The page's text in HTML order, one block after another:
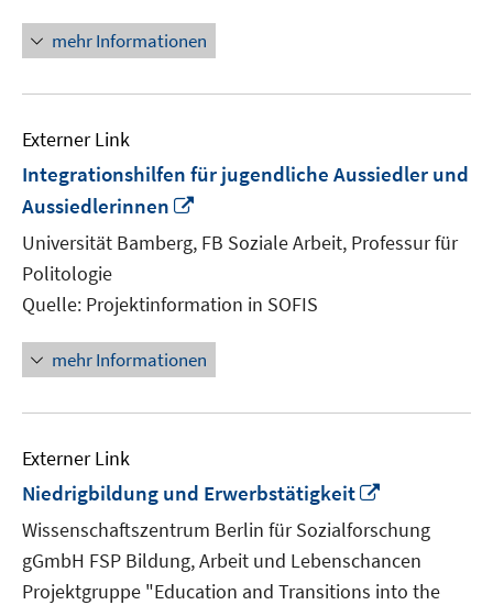
mehr Informationen
Externer Link
Integrationshilfen für jugendliche Aussiedler und
Aussiedlerinnen
Fenster
Universität Bamberg, FB Soziale Arbeit, Professur für
Politologie
Quelle: Projektinformation in SOFIS
mehr Informationen
Externer Link
Niedrigbildung und Erwerbstätigkeit
neuem
Fenster
öffnen
Wissenschaftszentrum Berlin für Sozialforschung
gGmbH FSP Bildung, Arbeit und Lebenschancen
Projektgruppe "Education and Transitions into the